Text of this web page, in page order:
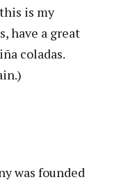
is my
have a great
coladas.
was founded